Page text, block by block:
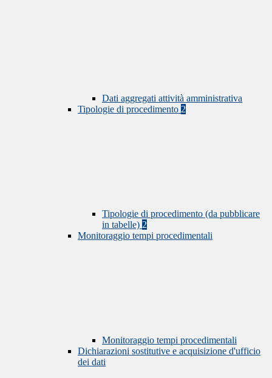
Dati aggregati attività amministrativa
Tipologie di procedimento 2
Tipologie di procedimento (da pubblicare
in tabelle) 2
Monitoraggio tempi procedimentali
Monitoraggio tempi procedimentali
Dichiarazioni sostitutive e acquisizione d'ufficio
dei dati